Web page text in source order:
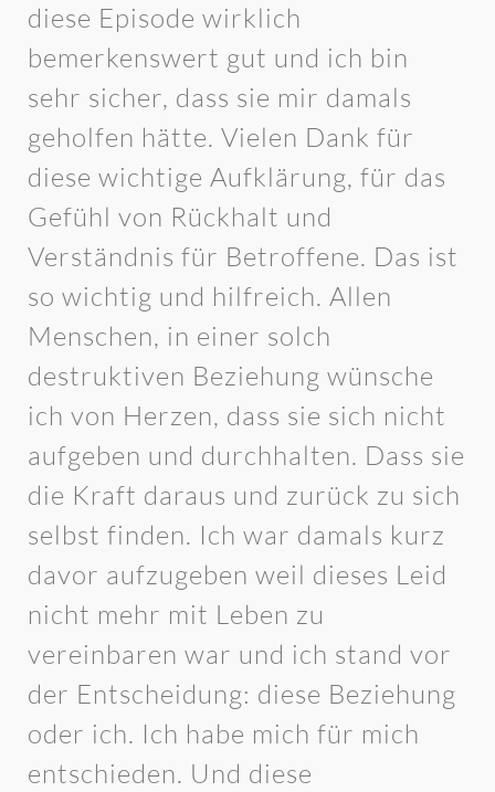
diese Episode wirklich
bemerkenswert gut und ich bin
sehr sicher, dass sie mir damals
geholfen hätte. Vielen Dank für
diese wichtige Aufklärung, für das
Gefühl von Rückhalt und
Verständnis für Betroffene. Das ist
so wichtig und hilfreich. Allen
Menschen, in einer solch
destruktiven Beziehung wünsche
ich von Herzen, dass sie sich nicht
aufgeben und durchhalten. Dass sie
die Kraft daraus und zurück zu sich
selbst finden. Ich war damals kurz
davor aufzugeben weil dieses Leid
nicht mehr mit Leben zu
vereinbaren war und ich stand vor
der Entscheidung: diese Beziehung
oder ich. Ich habe mich für mich
entschieden. Und diese